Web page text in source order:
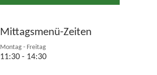
Mittagsmenü-Zeiten
Montag - Freitag
11:30 - 14:30